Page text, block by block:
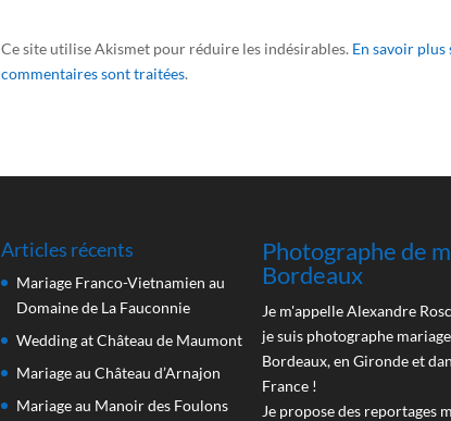
Ce site utilise Akismet pour réduire les indésirables. En savoir plus
commentaires sont traitées.
Articles récents
Mariage Franco-Vietnamien au
Domaine de La Fauconnie
Wedding at Château de Maumont
Mariage au Château d’Arnajon
Mariage au Manoir des Foulons
Photographe de
Bordeaux
Je m'appelle Alexandre
je suis photographe
Bordeaux, en Gironde et
France !
Je propose des reportages